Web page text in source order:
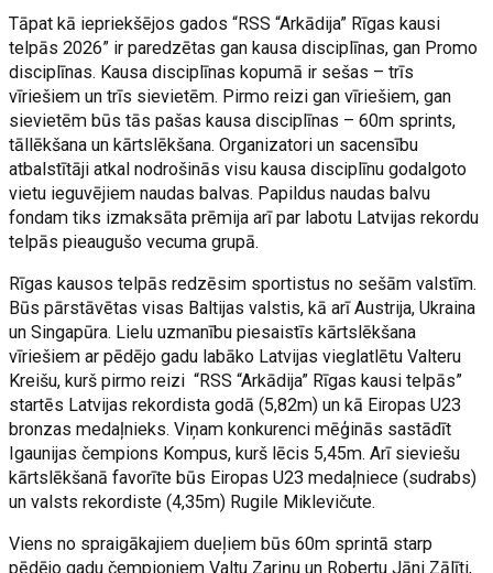
Tāpat kā iepriekšējos gados “RSS “Arkādija” Rīgas kausi
telpās 2026” ir paredzētas gan kausa disciplīnas, gan Promo
disciplīnas. Kausa disciplīnas kopumā ir sešas – trīs
vīriešiem un trīs sievietēm. Pirmo reizi gan vīriešiem, gan
sievietēm būs tās pašas kausa disciplīnas – 60m sprints,
tāllēkšana un kārtslēkšana. Organizatori un sacensību
atbalstītāji atkal nodrošinās visu kausa disciplīnu godalgoto
vietu ieguvējiem naudas balvas. Papildus naudas balvu
fondam tiks izmaksāta prēmija arī par labotu Latvijas rekordu
telpās pieaugušo vecuma grupā.
Rīgas kausos telpās redzēsim sportistus no sešām valstīm.
Būs pārstāvētas visas Baltijas valstis, kā arī Austrija, Ukraina
un Singapūra. Lielu uzmanību piesaistīs kārtslēkšana
vīriešiem ar pēdējo gadu labāko Latvijas vieglatlētu Valteru
Kreišu, kurš pirmo reizi “RSS “Arkādija” Rīgas kausi telpās”
startēs Latvijas rekordista godā (5,82m) un kā Eiropas U23
bronzas medaļnieks. Viņam konkurenci mēģinās sastādīt
Igaunijas čempions Kompus, kurš lēcis 5,45m. Arī sieviešu
kārtslēkšanā favorīte būs Eiropas U23 medaļniece (sudrabs)
un valsts rekordiste (4,35m) Rugile Miklevičute.
Viens no spraigākajiem dueļiem būs 60m sprintā starp
pēdējo gadu čempioniem Valtu Zariņu un Robertu Jāni Zālīti,